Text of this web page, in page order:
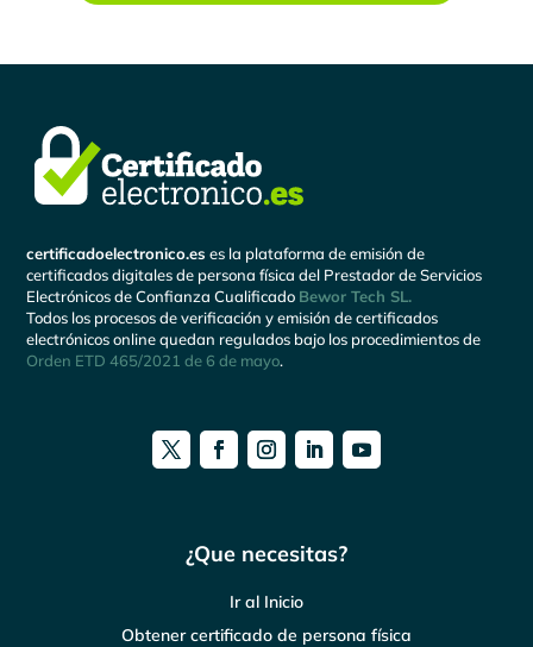
certificadoelectronico.es es la plataforma de emisión de
certificados digitales de persona física del Prestador de Servicios
Electrónicos de Confianza Cualificado Bewor Tech SL.
Todos los procesos de verificación y emisión de certificados
electrónicos online quedan regulados bajo los procedimientos de
Orden ETD 465/2021 de 6 de mayo.
¿Que necesitas?
Ir al Inicio
Obtener certificado de persona física